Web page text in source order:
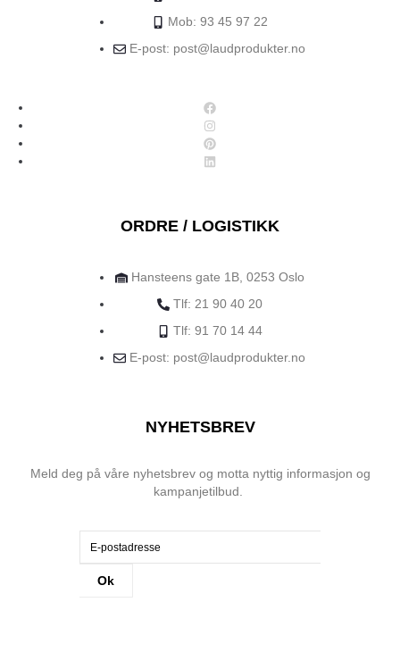
Mob: 93 45 97 22
E-post: post@laudprodukter.no
ORDRE / LOGISTIKK
Hansteens gate 1B, 0253 Oslo
Tlf: 21 90 40 20
Tlf: 91 70 14 44
E-post: post@laudprodukter.no
NYHETSBREV
Meld deg på våre nyhetsbrev og motta nyttig informasjon og
kampanjetilbud.
Ok